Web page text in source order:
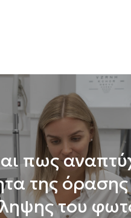
πως
της όρασης
του